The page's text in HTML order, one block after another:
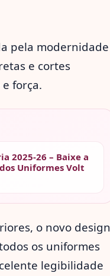
pela modernidade
e cortes
força.
2025-26 – Baixe a
Uniformes Volt
o novo design
os uniformes
legibilidade